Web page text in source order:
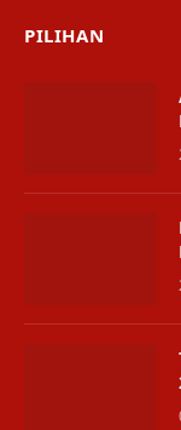
PILIHAN